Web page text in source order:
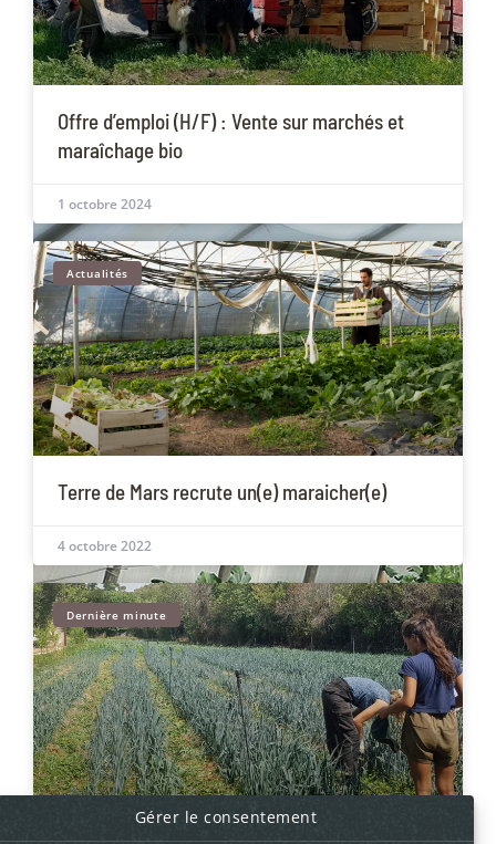
Gérer le consentement
Offre d’emploi (H/F) : Vente sur marchés et
maraîchage bio
1 octobre 2024
Actualités
Terre de Mars recrute un(e) maraicher(e)
4 octobre 2022
Dernière minute